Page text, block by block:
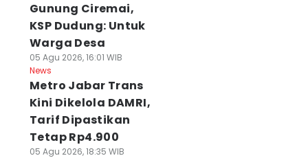
Gunung Ciremai,
KSP Dudung: Untuk
Warga Desa
05 Agu 2026, 16:01 WIB
News
Metro Jabar Trans
Kini Dikelola DAMRI,
Tarif Dipastikan
Tetap Rp4.900
05 Agu 2026, 18:35 WIB